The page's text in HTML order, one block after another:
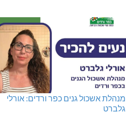
מנהלת אשכול גנים כפר ורדים: אורלי
גלברט